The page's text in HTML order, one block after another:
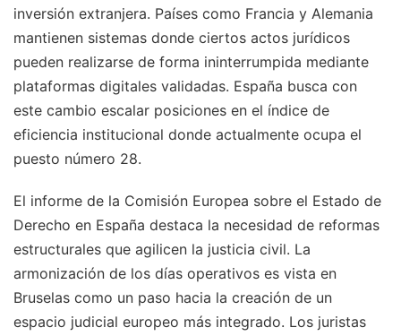
inversión extranjera. Países como Francia y Alemania
mantienen sistemas donde ciertos actos jurídicos
pueden realizarse de forma ininterrumpida mediante
plataformas digitales validadas. España busca con
este cambio escalar posiciones en el índice de
eficiencia institucional donde actualmente ocupa el
puesto número 28.
El informe de la Comisión Europea sobre el Estado de
Derecho en España destaca la necesidad de reformas
estructurales que agilicen la justicia civil. La
armonización de los días operativos es vista en
Bruselas como un paso hacia la creación de un
espacio judicial europeo más integrado. Los juristas